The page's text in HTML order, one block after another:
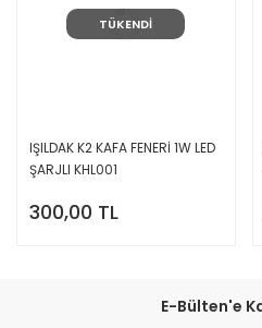
TÜKENDİ
IŞILDAK K2 KAFA FENERİ 1W LED
ŞARJLI KHL001
300,00 TL
E-Bülten'e